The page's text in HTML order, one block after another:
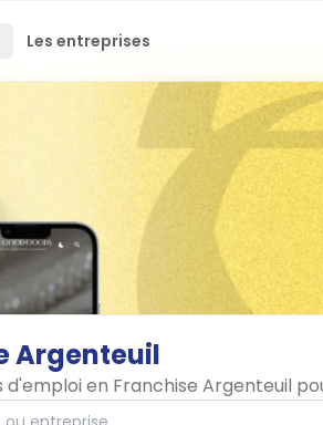
Les entreprises
Argenteuil
en Franchise Argenteuil